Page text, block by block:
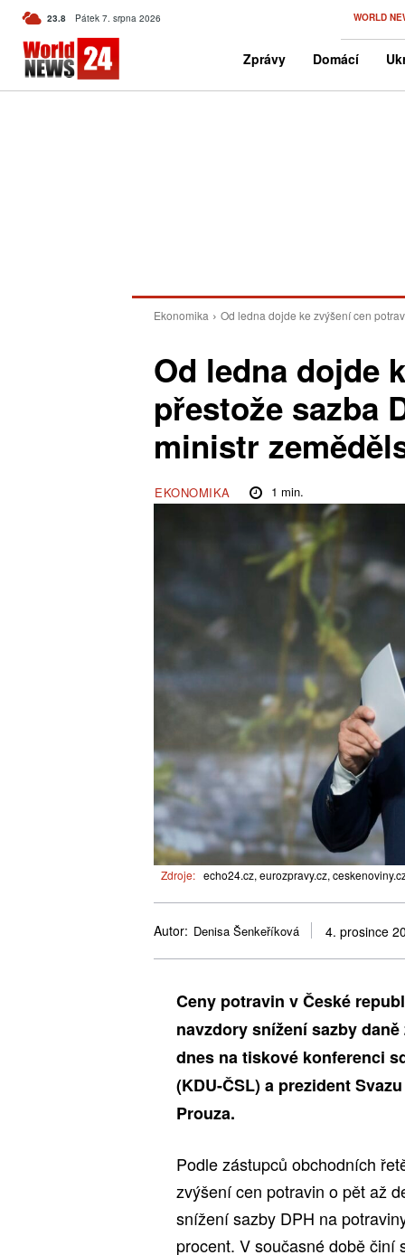
23.8 C Czech
Pátek 7. srpna 2026 WORLD
Zprávy Domácí
Ekonomika Od ledna dojde ke zvýšení cen
Od ledna dojde
přestože sazba
ministr
EKONOMIKA 1 min.
Zdroje: echo24.cz, eurozpravy.cz,
Autor: Denisa Šenkeříková 4. prosince
Ceny potravin v České
navzdory snížení sazby
dnes na tiskové konferenci
(KDU-ČSL) a prezident
Prouza.
Podle zástupců obchodních
zvýšení cen potravin o pět až
snížení sazby DPH na
procent. V současné době